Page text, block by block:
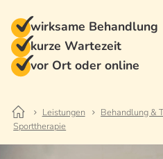
wirksame Behandlung
kurze Wartezeit
vor Ort oder online
Leistungen Behandlung &
Sporttherapie